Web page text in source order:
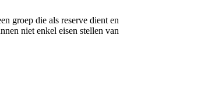
groep die als reserve dient en
niet enkel eisen stellen van